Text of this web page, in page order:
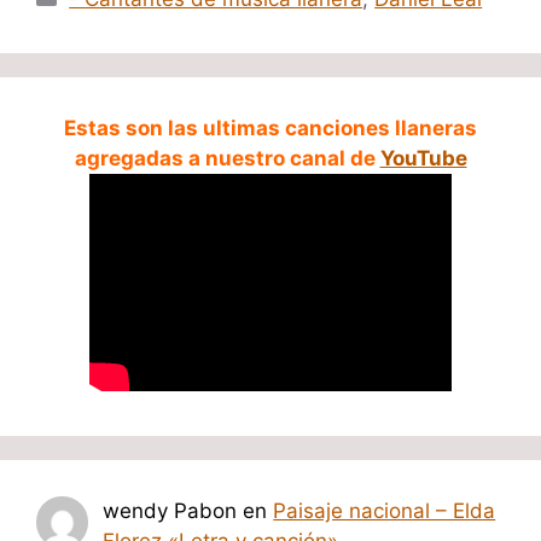
Estas son las ultimas canciones llaneras
agregadas a nuestro canal de YouTube
wendy Pabon en Paisaje nacional – Elda